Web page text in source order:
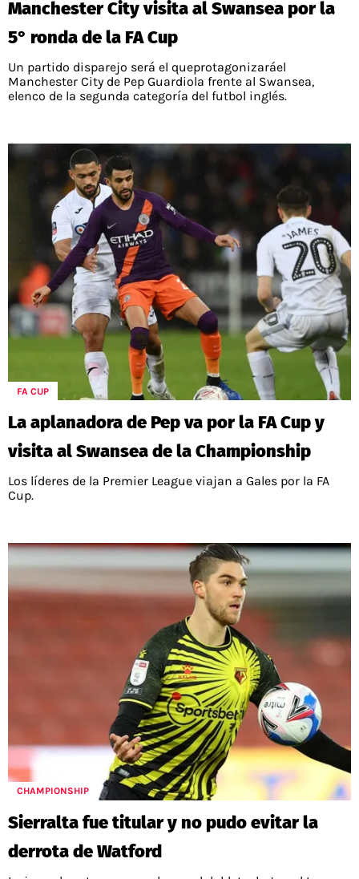
PALESTINO
UNION ESPAÑOLA
CAMPEONATO NACIONAL
GUÍAS
PRONÓSTICOS
FÚTBOL INTERNACIONAL
COPA LIBERTADORES
COPA SUDAMERICANA
CHAMPIONS LEAGUE
EUROPA LEAGUE
SERIE A
LA LIGA
CHILENOS POR EL MUNDO
ALEXIS SANCHEZ
DARIO OSORIO
DAMIAN PIZARRO
MERCADO DE FICHAJES
TENIS
ELIMINATORIAS CONMEBOL
FEMENINO
QUIENES SOMOS
STAFF
TÉRMINOS Y CONDICIONES
POLÍTICAS DE PRIVACIDAD
POLÍTICA EDITORIAL
PUBLICIDAD / ADS
CONTACTO
AD CHOICES
ENTREVISTAS
SELECCIÓN CHILENA
COLO COLO
UNIVERSIDAD DE CHILE
UNIVERSIDAD CATÓLICA
CAMPEONATO NACIONAL
RESULTADOS
TABLA DE POSICIONES
APUESTAS
Términos y Condiciones
Políticas de Privacidad
RedGol, al igual que Futbol Sites, es una
compañía perteneciente a Better Collective.
Todos los derechos reservados
Manchester City visita al Swansea por la
5° ronda de la FA Cup
Un partido disparejo será el queprotagonizaráel
Manchester City de Pep Guardiola frente al Swansea,
elenco de la segunda categoría del futbol inglés.
FA CUP
La aplanadora de Pep va por la FA Cup y
visita al Swansea de la Championship
Los líderes de la Premier League viajan a Gales por la FA
Cup.
CHAMPIONSHIP
Sierralta fue titular y no pudo evitar la
derrota de Watford